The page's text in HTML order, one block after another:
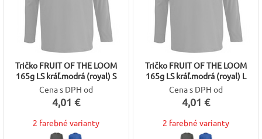
Tričko FRUIT OF THE LOOM
165g LS kráľ.modrá (royal) S
Cena s DPH od
4,01 €
2 farebné varianty
Tričko FRUIT OF THE LOOM
165g LS kráľ.modrá (royal) L
Cena s DPH od
4,01 €
2 farebné varianty